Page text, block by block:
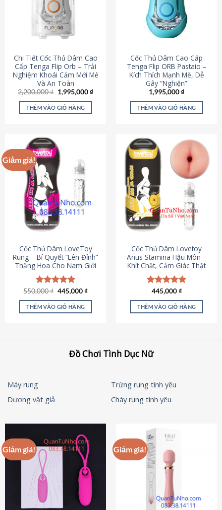
Chi Tiết Cốc Thủ Dâm Cao
Cấp Tenga Flip Orb – Trải
Nghiệm Khoái Cảm Mới Mẻ
Và An Toàn
2,200,000₫ Giá
gốc
là:
2,200,000 ₫.
1,995,000₫Giá
THÊM VÀO GIỎ HÀNG
Cốc Thủ Dâm Cao Cấp
Tenga Flip ORB Pastaio –
Kích Thích Mạnh Mẽ, Dễ
Gây “Nghiện”
1,995,000₫
THÊM VÀO GIỎ HÀNG
Giảm giá!
Cốc Thủ Dâm LoveToy
Rung – Bí Quyết “Lên Đỉnh”
Thăng Hoa Cho Nam Giới
Được xếp
hạng5.00
5 sao
550,000₫ Giá
là:
550,000 ₫.
445,000₫Giá
tại
THÊM VÀO GIỎ HÀNG
Cốc Thủ Dâm Lovetoy
Anus Stamina Hậu Môn –
Khít Chặt, Cảm Giác Thật
Được xếp
hạng4.84
5 sao
445,000₫
THÊM VÀO GIỎ HÀNG
Đồ Chơi Tình Dục Nữ
Máy rung
Trứng rung tình yêu
Dương vật giả
Chày rung tình yêu
Giảm giá! Giảm giá!